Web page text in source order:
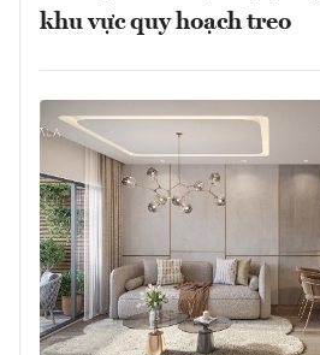
khu vực quy hoạch treo